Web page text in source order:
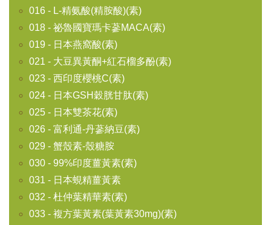
016 - L-精氨酸(精胺酸)(素)
018 - 祕魯國寶瑪卡蔘MACA(素)
019 - 日本燕窩酸(素)
021 - 大豆異黃酮+紅石榴多酚(素)
023 - 西印度櫻桃C(素)
024 - 日本GSH穀胱甘肽(素)
025 - 日本雙茶花(素)
026 - 富利通-丹蔘納豆(素)
029 - 蟹殼素-殼糖胺
030 - 99%印度薑黃素(素)
031 - 日本蜆精薑黃素
032 - 杜仲葉精華素(素)
033 - 複方葉黃素(葉黃素30mg)(素)